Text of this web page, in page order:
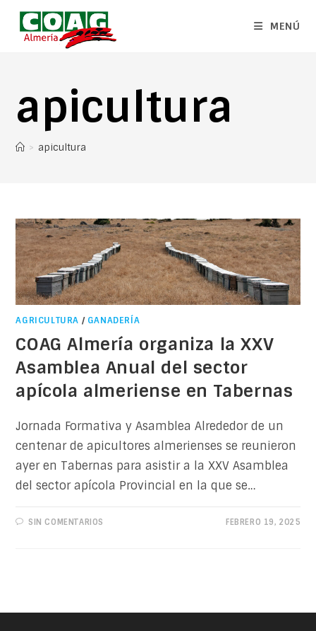
MENÚ
apicultura
> apicultura
AGRICULTURA / GANADERÍA
COAG Almería organiza la XXV
Asamblea Anual del sector
apícola almeriense en Tabernas
Jornada Formativa y Asamblea Alrededor de un
centenar de apicultores almerienses se reunieron
ayer en Tabernas para asistir a la XXV Asamblea
del sector apícola Provincial en la que se…
SIN COMENTARIOS FEBRERO 19, 2025